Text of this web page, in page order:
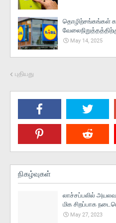
தொழிற்சங்கங்கள்
May 14, 2025
புதியது
நிகழ்வுகள்
லாச்சப்பலில்
மிக சிறப்பாக
May 27, 2023